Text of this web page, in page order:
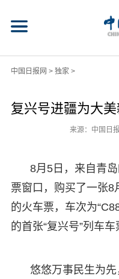
中国日报网 > 独家>
复兴号进疆为大
来源：中国日
8月5日，来自青
票窗口，购买了一张8
的火车票，车次为
的首张“复兴号”列车
悠悠万事民生为